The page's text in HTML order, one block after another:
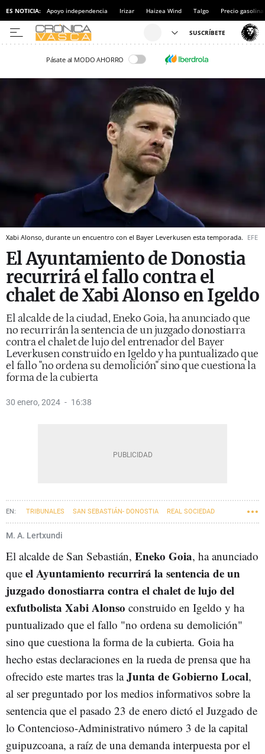
ES NOTICIA: Apoyo independencia Irizar Haizea Wind Talgo Precio gasolina
Pásate al MODO AHORRO
Xabi Alonso, durante un encuentro con el Bayer Leverkusen esta temporada. EFE
El Ayuntamiento de Donostia
recurrirá el fallo contra el
chalet de Xabi Alonso en Igeldo
El alcalde de la ciudad, Eneko Goia, ha anunciado que
no recurrirán la sentencia de un juzgado donostiarra
contra el chalet de lujo del entrenador del Bayer
Leverkusen construido en Igeldo y ha puntualizado que
el fallo "no ordena su demolición" sino que cuestiona la
forma de la cubierta
30 enero, 2024 16:38
TRIBUNALES SAN SEBASTIÁN- DONOSTIA REAL SOCIEDAD
URBANISMO
M. A. Lertxundi
El alcalde de San Sebastián, Eneko Goia, ha anunciado
que el Ayuntamiento recurrirá la sentencia de un
juzgado donostiarra contra el chalet de lujo del
exfutbolista Xabi Alonso construido en Igeldo y ha
puntualizado que el fallo "no ordena su demolición"
sino que cuestiona la forma de la cubierta. Goia ha
hecho estas declaraciones en la rueda de prensa que ha
ofrecido este martes tras laJunta de Gobierno Local,
al ser preguntado por los medios informativos sobre la
sentencia que el pasado 23 de enero dictó el Juzgado de
lo Contencioso-Administrativo número 3 de la capital
guipuzcoana, a raíz de una demanda interpuesta por el